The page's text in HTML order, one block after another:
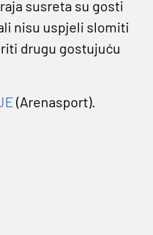
susreta su gosti
nisu uspjeli slomiti
drugu gostujuću
(Arenasport).